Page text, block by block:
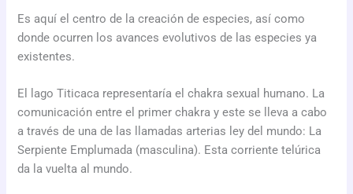
Es aquí el centro de la creación de especies, así como
donde ocurren los avances evolutivos de las especies ya
existentes.
El lago Titicaca representaría el chakra sexual humano. La
comunicación entre el primer chakra y este se lleva a cabo
a través de una de las llamadas arterias ley del mundo: La
Serpiente Emplumada (masculina). Esta corriente telúrica
da la vuelta al mundo.